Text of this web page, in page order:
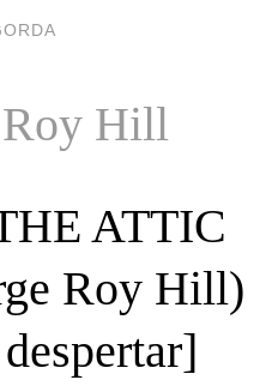
Hill
ATTIC
Roy Hill)